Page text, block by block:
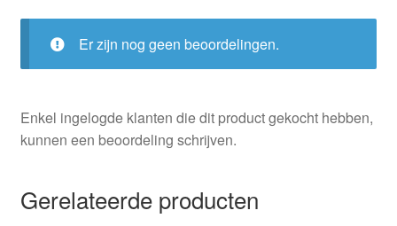
Er zijn nog geen beoordelingen.
Enkel ingelogde klanten die dit product gekocht hebben,
kunnen een beoordeling schrijven.
Gerelateerde producten